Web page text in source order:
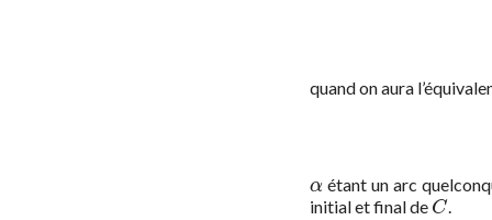
quand on aura
α
α étant un arc
initial et final de C
C.